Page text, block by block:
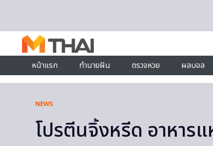
หน้าแรก
ทำนายฝัน ตรวจหวย ผลบอล
NEWS
โปรตีนจิ้งหรีด อาหาร